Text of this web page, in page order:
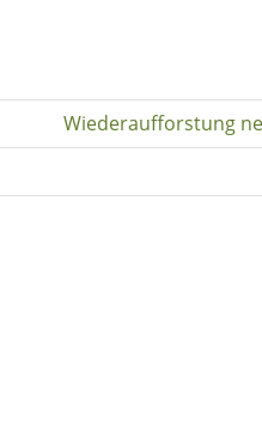
Wiederaufforstung